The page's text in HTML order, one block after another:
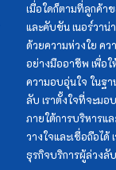
ฮวงซุ้ยพรีเมี่ยม
สุสานพรีเมี่ยม ครั้
ฮวงซุ้ยที่ดีที่สุดใ
เมื่อใดก็ตามที่ลูกค้า
และคับขัน เนอร์วาน่
ด้วยความห่วงใย คว
อย่างมืออาชีพ เพื่อใ
ความอบอุ่นใจ ในฐ
ลับ เราตั้งใจที่จะม
ภายใต้การบริหารแ
วางใจและเชื่อถือได้
ธุรกิจบริการผู้ล่วงลั